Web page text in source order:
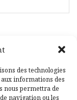
des technologies
aux informations des
nous permettra de
navigation ou les